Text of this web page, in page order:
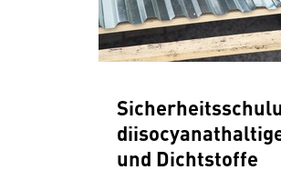
und Dichtstoffe